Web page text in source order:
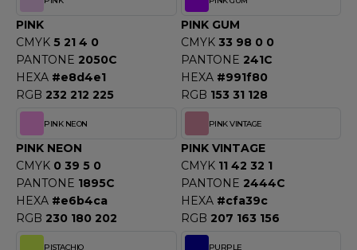
PINK
CMYK 5 21 4 0
PANTONE 2050C
HEXA #e8d4e1
RGB 232 212 225
PINK GUM
CMYK 33 98 0 0
PANTONE 241C
HEXA #991f80
RGB 153 31 128
PINK NEON
PINK NEON
CMYK 0 39 5 0
PANTONE 1895C
HEXA #e6b4ca
RGB 230 180 202
PINK VINTAGE
PINK VINTAGE
CMYK 11 42 32 1
PANTONE 2444C
HEXA #cfa39c
RGB 207 163 156
PISTACHIO PURPLE